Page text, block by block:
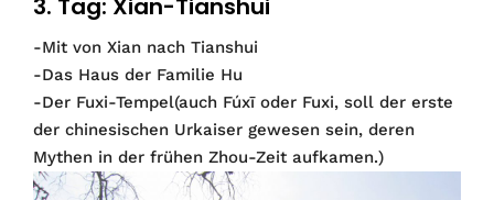
3. Tag: Xian-Tianshui
-Mit von Xian nach Tianshui
-Das Haus der Familie Hu
-Der Fuxi-Tempel(auch Fúxī oder Fuxi, soll der erste
der chinesischen Urkaiser gewesen sein, deren
Mythen in der frühen Zhou-Zeit aufkamen.)